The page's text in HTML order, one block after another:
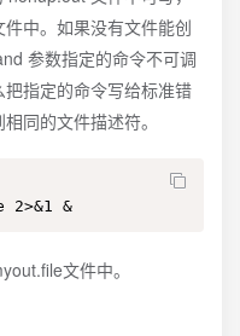
中。如果没有文件能创
参数指定的命令不可调
指定的命令写给标准错
同的文件描述符。
2>&1 &
文件中。